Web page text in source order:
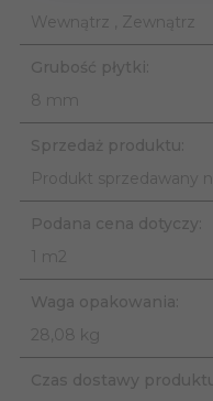
Wewnątrz , Zewnątrz
Grubość płytki:
8 mm
Sprzedaż produktu:
Produkt sprzedawany
Podana cena dotyczy:
1 m2
Waga opakowania:
28,08 kg
Czas dostawy